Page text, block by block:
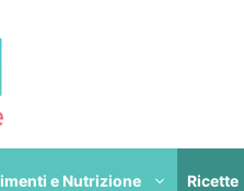
e Nutrizione Ricette